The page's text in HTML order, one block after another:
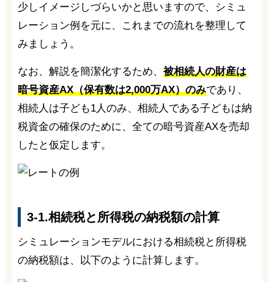
少しイメージしづらいかと思いますので、シミュ
レーション例を元に、これまでの流れを整理して
みましょう。
なお、解説を簡潔化するため、 被相続人の財産は
暗号資産AX（保有数は2,000万AX）のみであり、
相続人は子ども1人のみ、相続人である子どもは納
税資金の確保のために、全ての暗号資産AXを売却
したと仮定します。
3-1.相続税と所得税の納税額の計算
シミュレーションモデルにおける相続税と所得税
の納税額は、以下のように計算します。